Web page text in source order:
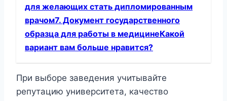
для желающих стать дипломированным
врачом7. Документ государственного
образца для работы в медицинеКакой
вариант вам больше нравится?
При выборе заведения учитывайте
репутацию университета, качество